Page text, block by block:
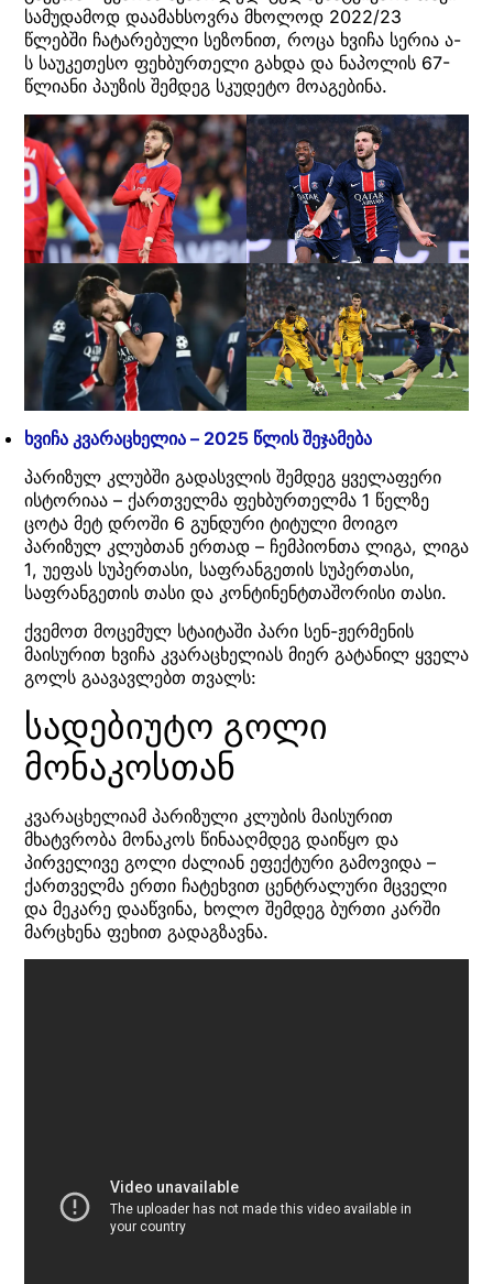
სამუდამოდ დაამახსოვრა მხოლოდ 2022/23
წლებში ჩატარებული სეზონით, როცა ხვიჩა სერია ა-
ს საუკეთესო ფეხბურთელი გახდა და ნაპოლის 67-
წლიანი პაუზის შემდეგ სკუდეტო მოაგებინა.
ხვიჩა კვარაცხელია – 2025 წლის შეჯამება
პარიზულ კლუბში გადასვლის შემდეგ ყველაფერი
ისტორიაა – ქართველმა ფეხბურთელმა 1 წელზე
ცოტა მეტ დროში 6 გუნდური ტიტული მოიგო
პარიზულ კლუბთან ერთად – ჩემპიონთა ლიგა, ლიგა
1, უეფას სუპერთასი, საფრანგეთის სუპერთასი,
საფრანგეთის თასი და კონტინენტთაშორისი თასი.
ქვემოთ მოცემულ სტაიტაში პარი სენ-ჟერმენის
მაისურით ხვიჩა კვარაცხელიას მიერ გატანილ ყველა
გოლს გაავავლებთ თვალს:
სადებიუტო გოლი
მონაკოსთან
კვარაცხელიამ პარიზული კლუბის მაისურით
მხატვრობა მონაკოს წინააღმდეგ დაიწყო და
პირველივე გოლი ძალიან ეფექტური გამოვიდა –
ქართველმა ერთი ჩატეხვით ცენტრალური მცველი
და მეკარე დააწვინა, ხოლო შემდეგ ბურთი კარში
მარცხენა ფეხით გადაგზავნა.